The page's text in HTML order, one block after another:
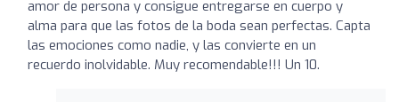
amor de persona y consigue entregarse en cuerpo y
alma para que las fotos de la boda sean perfectas. Capta
las emociones como nadie, y las convierte en un
recuerdo inolvidable. Muy recomendable!!! Un 10.